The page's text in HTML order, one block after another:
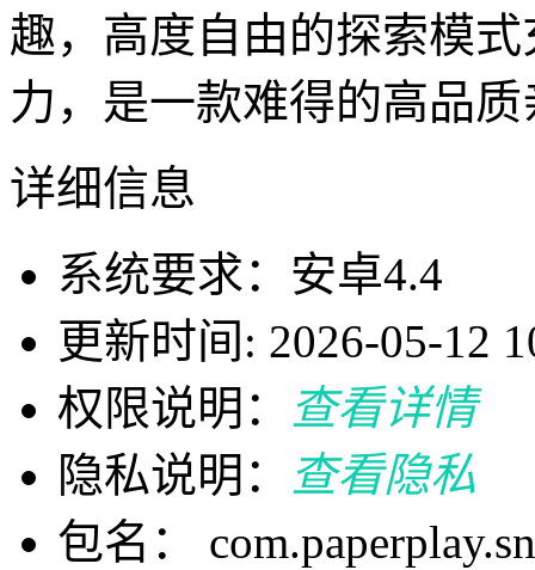
趣，高度自由的探索模
力，是一款难得的高品
详细信息
系统要求：安卓4.4
更新时间: 2026-05-12
权限说明：
查看详情
隐私说明：
查看隐私
包名：